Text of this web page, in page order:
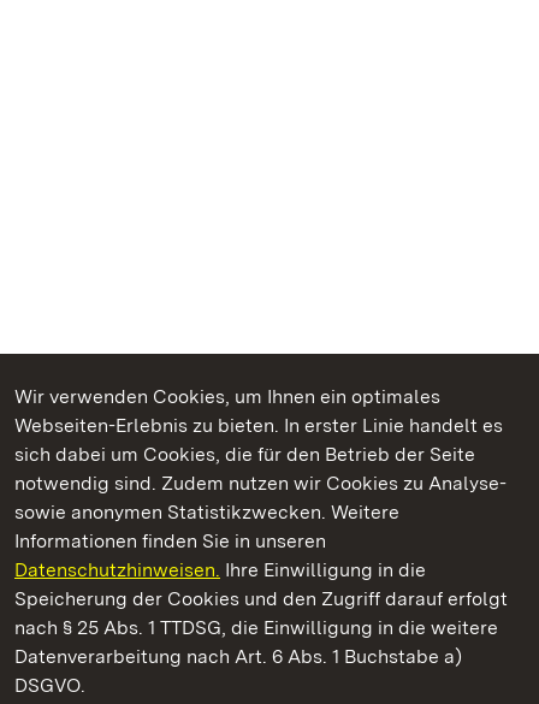
Wir verwenden Cookies, um Ihnen ein optimales
Webseiten-Erlebnis zu bieten. In erster Linie handelt es
sich dabei um Cookies, die für den Betrieb der Seite
notwendig sind. Zudem nutzen wir Cookies zu Analyse-
sowie anonymen Statistikzwecken. Weitere
Informationen finden Sie in unseren
Datenschutzhinweisen. Ihre Einwilligung in die
Speicherung der Cookies und den Zugriff darauf erfolgt
nach § 25 Abs. 1 TTDSG, die Einwilligung in die weitere
Datenverarbeitung nach Art. 6 Abs. 1 Buchstabe a)
DSGVO.
Kommen. Staunen. Genießen.
Staatliche Schlösser und Gärten Baden‑Württemberg
Staatliche Schlösser und Gärten Baden-Württemberg
Kontakt